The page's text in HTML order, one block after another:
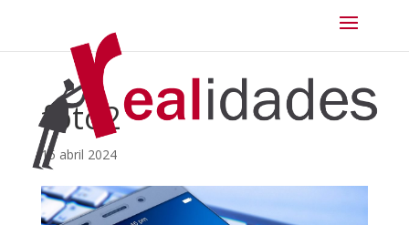
foto2
15 abril 2024